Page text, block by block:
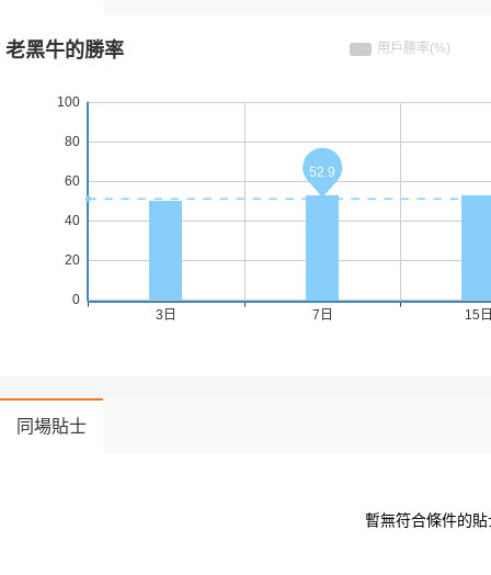
同場貼士
暫無符合條件的